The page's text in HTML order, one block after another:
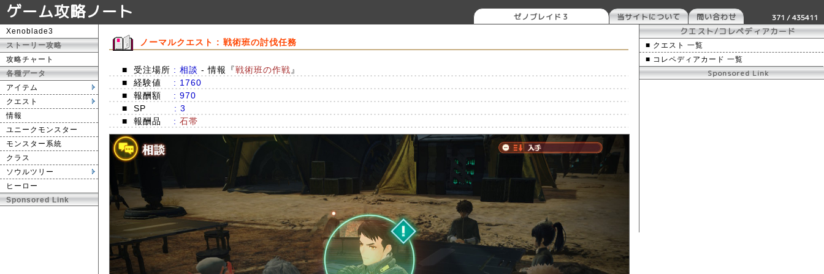
ゲーム攻略ノート 371 / 435411
ゼノブレイド３ 当サイトについて 問い合わせ
Xenoblade3
ストーリー攻略
攻略チャート
各種データ
アイテム
クエスト
情報
ユニークモンスター
モンスター系統
クラス
ソウルツリー
ヒーロー
Sponsored Link
ノーマルクエスト : 戦術班の討伐任務
■ 受注場所 : 相談 - 情報『戦術班の作戦 』
■
経験値
: 1760
■
報酬額
: 970
■
SP
: 3
■
報酬品 : 石帯
クエスト/コレペディアカード
■ クエスト 一覧
■ コレペディアカード 一覧
Sponsored Link